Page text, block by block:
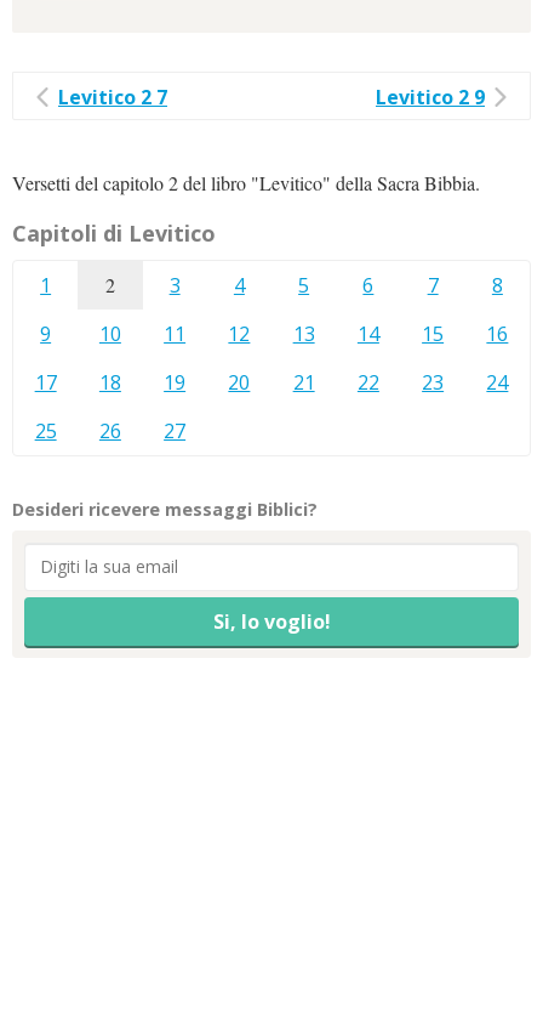
Levitico 2 7 Levitico 2 9
Versetti del capitolo 2 del libro "Levitico" della Sacra Bibbia.
Capitoli di Levitico
1 2 3 4 5 6 7
8
9
10 11 12 13 14 15
16
17
18 19 20 21 22 23
24
25
26 27
Desideri ricevere messaggi Biblici?